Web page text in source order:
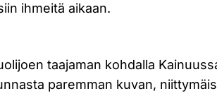
ihmeitä aikaan.
taajaman kohdalla
paremman kuvan,